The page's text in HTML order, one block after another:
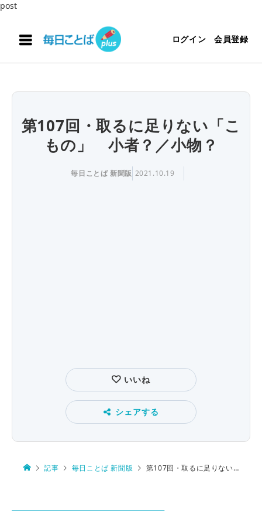
post
ログイン 会員登録
第107回・取るに足りない「こ
もの」 小者？／小物？
毎日ことば 新聞版 2021.10.19
いいね
シェアする
記事 毎日ことば 新聞版 第107回・取るに足りない「こもの」 小者？／小物？